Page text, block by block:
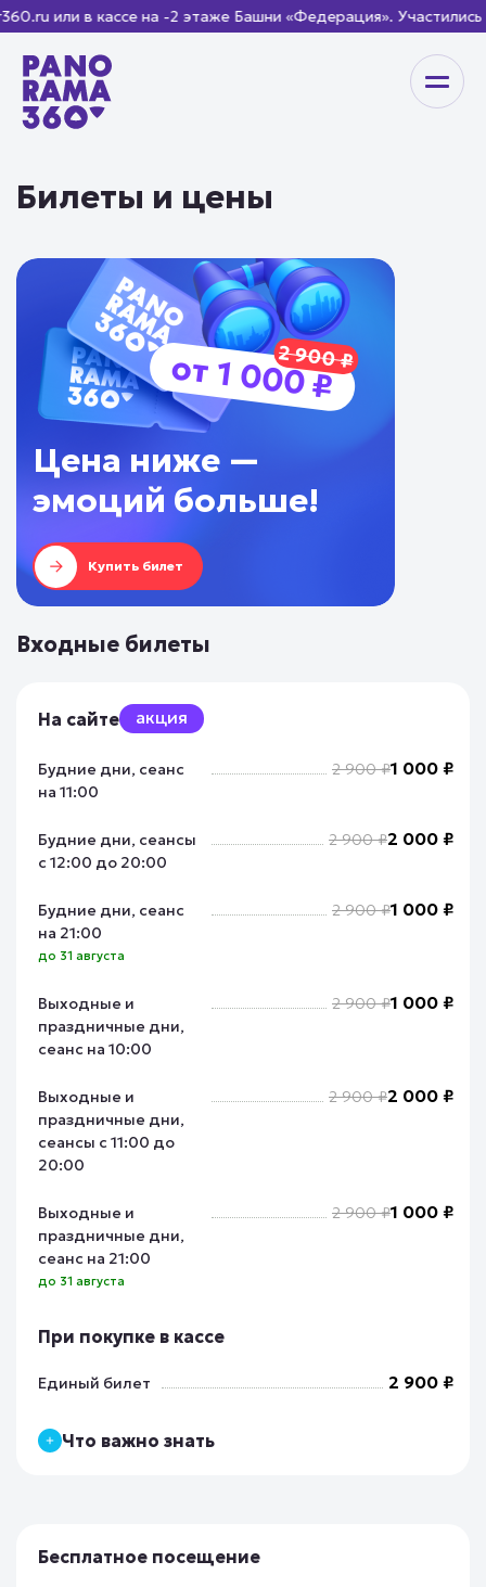
в кассе на -2 этаже Башни «Федерация».
Билеты и цены
Цена ниже —
эмоций больше!
Купить билет
2 900 ₽
от 1 000 ₽
Входные билеты
На сайте акция
Будние дни, сеанс
на 11:00
2 900 ₽1 000 ₽
Будние дни, сеансы
с 12:00 до 20:00
2 900 ₽2 000 ₽
Будние дни, сеанс
на 21:00
до 31 августа
2 900 ₽1 000 ₽
Выходные и
праздничные дни,
сеанс на 10:00
2 900 ₽1 000 ₽
Выходные и
праздничные дни,
сеансы с 11:00 до
20:00
2 900 ₽2 000 ₽
Выходные и
праздничные дни,
сеанс на 21:00
до 31 августа
2 900 ₽1 000 ₽
При покупке в кассе
Единый билет 2 900 ₽
Что важно знать
Бесплатное посещение